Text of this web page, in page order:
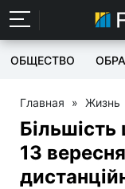
ОБЩЕСТВО
Главная » Жизнь
Більшість
13